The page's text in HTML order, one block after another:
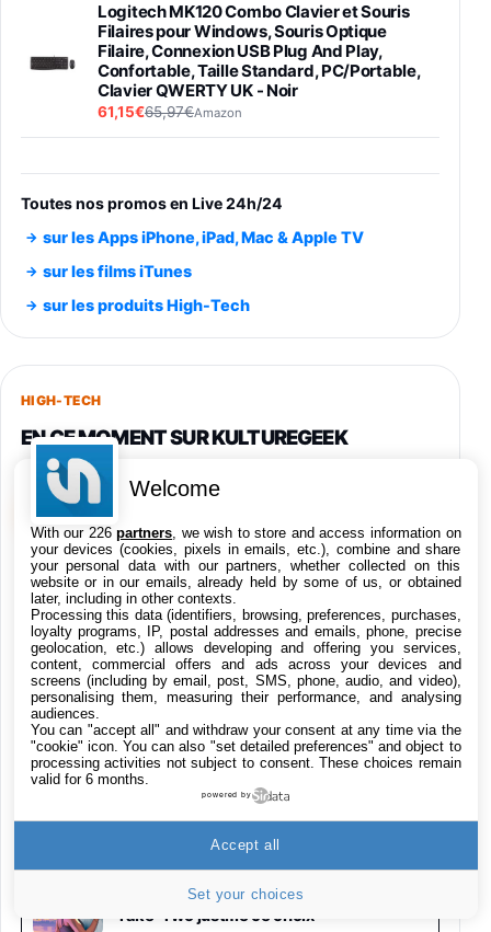
Logitech MK120 Combo Clavier et Souris
Filaires pour Windows, Souris Optique
Filaire, Connexion USB Plug And Play,
Confortable, Taille Standard, PC/Portable,
Clavier QWERTY UK - Noir
61,15€65,97€Amazon
entraénement direct 3 vitesses (33-45-78
trs/min) avec pre-ampli intégré et port USB
Smartphone SAMSUNG Galaxy S26 Ultra
891,99€1199€Fnac (Vendeur Tiers)
Smartphone SAMSUNG Galaxy S26+ Violet
749,99€
648,63€834,71€
Samsung Galaxy Miracle Ultra, Smartphone
Android 5G avec Galaxy AI, 512 Go,
Chargeur Secteur Rapide 25W Inclus,
Smartphone déverrouillé, Noir, Version FR
1019€1399€Fnac (Vendeur Tiers)
Galaxy S26 Ultra 512 Go Bleu
1019€1399€Fnac (Vendeur Tiers)
Galaxy S26 Ultra 256 Go Violet
Fnac (Vendeur Tiers)
Philips SHK2000BL - Casque Enfant - Bleu &
Répartiteur Audio 5 Casques, Blanc
29,96€Fnac (Vendeur Tiers)
Toutes nos promos en Live 24h/24
sur les Apps iPhone, iPad, Mac & Apple TV
sur les films iTunes
sur les produits High-Tech
HIGH-TECH
EN CE MOMENT SUR KULTUREGEEK
VOIR KULTUREGEEK
Bloctel piraté : les numéros de téléphone
de 3 millions de Français ont fuité
OpenAI ralentit le développement de son
IA Astra face à un risque cyber
L’Odyssée atteint 1 milliard de dollars au
box-office : carton pour Christopher
Nolan
GTA 6 vendu sans disque : le patron de
Take-Two justifie ce choix
Welcome
With our 226partners , we wish to store and access information on
your devices (cookies, pixels in emails, etc.), combine and share
your personal data with our partners, whether collected on this
website or in our emails, already held by some of us, or obtained
later, including in other contexts.
Processing this data (identifiers, browsing, preferences, purchases,
loyalty programs, IP, postal addresses and emails, phone, precise
geolocation, etc.) allows developing and offering you services,
content, commercial offers and ads across your devices and
screens (including by email, post, SMS, phone, audio, and video),
personalising them, measuring their performance, and analysing
audiences.
You can "accept all" and withdraw your consent at any time via the
"cookie" icon. You can also "set detailed preferences" and object to
processing activities not subject to consent. These choices remain
valid for 6 months.
powered by
Set your choices
Accept all